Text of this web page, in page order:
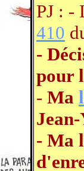
PJ : -
410
-
pour
- Ma
- Ma